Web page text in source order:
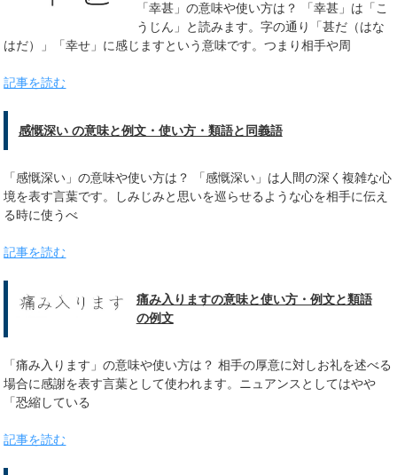
「幸甚」の意味や使い方は？ 「幸甚」は「こ
うじん」と読みます。字の通り「甚だ（はな
はだ）」「幸せ」に感じますという意味です。つまり相手や周
記事を読む
感慨深い の意味と例文・使い方・類語と同義語
「感慨深い」の意味や使い方は？ 「感慨深い」は人間の深く複雑な心
境を表す言葉です。しみじみと思いを巡らせるような心を相手に伝え
る時に使うべ
記事を読む
痛み入りますの意味と使い方・例文と類語
の例文
「痛み入ります」の意味や使い方は？ 相手の厚意に対しお礼を述べる
場合に感謝を表す言葉として使われます。ニュアンスとしてはやや
「恐縮している
記事を読む